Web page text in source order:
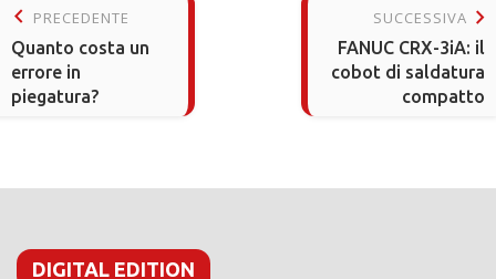
keyboard_arrow_left PRECEDENTE
Quanto costa un
errore in
piegatura?
SUCCESSIVA keyboard_arrow_right
FANUC CRX-3iA: il
cobot di saldatura
compatto
DIGITAL EDITION